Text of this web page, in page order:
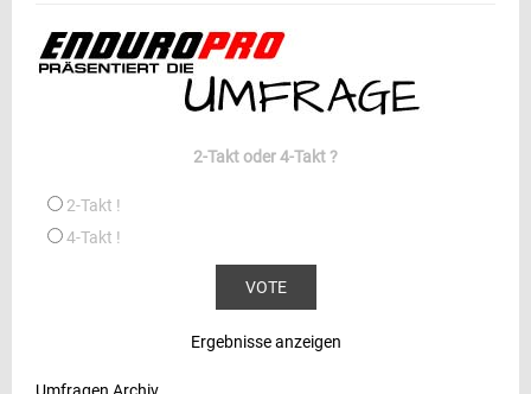
2-Takt oder 4-Takt ?
2-Takt !
4-Takt !
Ergebnisse anzeigen